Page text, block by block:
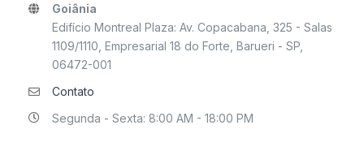
Goiânia
Edifício Montreal Plaza: Av. Copacabana, 325 - Salas
1109/1110, Empresarial 18 do Forte, Barueri - SP,
06472-001
Contato
Segunda - Sexta: 8:00 AM - 18:00 PM